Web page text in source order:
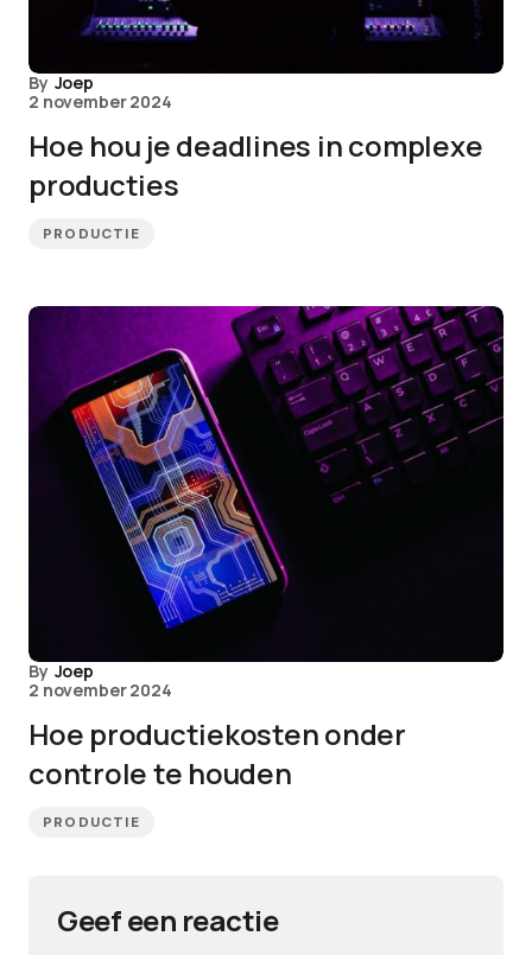
By Joep
2 november 2024
Hoe hou je deadlines in complexe
producties
PRODUCTIE
By Joep
2 november 2024
Hoe productiekosten onder
controle te houden
PRODUCTIE
Geef een reactie